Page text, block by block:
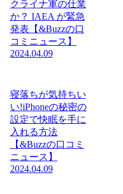
クライナ軍の仕業
か？ IAEA が緊急
発表【&Buzzの口
コミニュース】
2024.04.09
寝落ちが気持ちい
い!iPhoneの秘密の
設定で快眠を手に
入れる方法
【&Buzzの口コミ
ニュース】
2024.04.09